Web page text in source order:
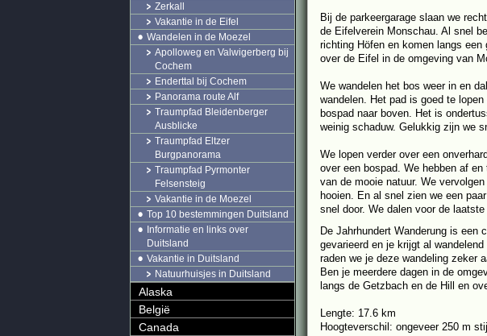
Bij de parkeergarage slaan we
de Eifelverein Monschau. Al snel
richting Höfen en komen langs
over de Eifel in de omgeving van
We wandelen het bos weer in en
wandelen. Het pad is goed te
bospad naar boven. Het is
weinig schaduw. Gelukkig zijn we
We lopen verder over een
over een bospad. We hebben af
van de mooie natuur. We
hooien. En al snel zien we een
snel door. We dalen voor de
De Jahrhundert Wanderung is een
gevarieerd en je krijgt al
raden we je deze wandeling zeker
Ben je meerdere dagen in de
langs de Getzbach en de Hill en
Lengte: 17.6 km
Hoogteverschil: ongeveer 250 m
Zerkall
Vakantie in de Eifel
Wandelen in de Moezel
Apolloweg en Valwigerberg bij
Cochem
Enderttal bij Cochem
Panorama route Alf
Traumpfad Bleidenberger
Ausblicke
Traumpfad Eltzer
Burgpanorama
Traumpfad Pyrmonter
Felsensteig
Vakantie in de Moezel
Top 10 bestemmingen Duitsland
Informatie en links over
Duitsland
Vakantie in Duitsland
Natuurhuisjes in Duitsland
Alaska
België
Canada